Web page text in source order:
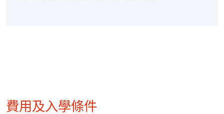
費用及入學條件